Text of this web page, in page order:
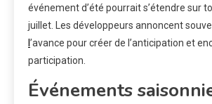
événement d’été pourrait s’étendre sur
juillet. Les développeurs annoncent
’avance pour créer de l’anticipation et
participation.
Événements